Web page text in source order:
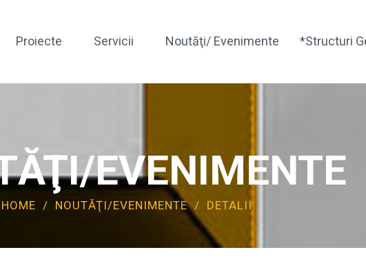
Proiecte Servicii
Proiectare Geotehnică
*Testare Nedistructivă
Noutăţi/ Evenimente *Structuri
EVENIMENTE
HOME / NOUTĂŢI/EVENIMENTE / DETALII